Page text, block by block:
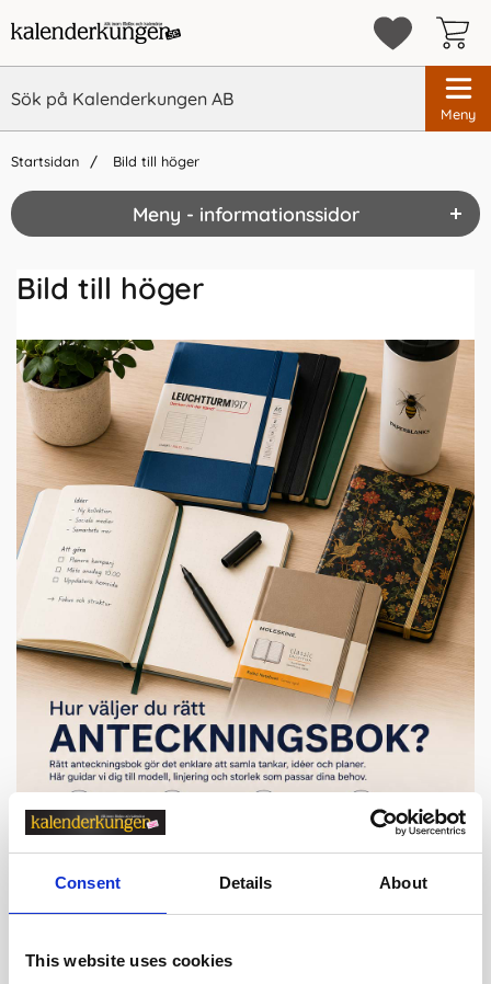
Consent Details About
This website uses cookies
Meny
Startsidan Bild till höger
Meny - informationssidor
Bild till höger